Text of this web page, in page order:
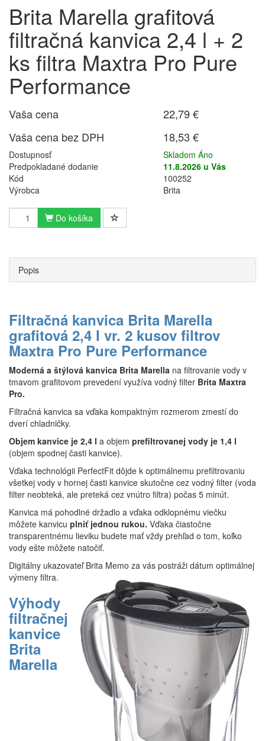
Brita Marella grafitová
filtračná kanvica 2,4 l + 2
ks filtra Maxtra Pro Pure
Performance
Vaša cena
22,79 €
Vaša cena bez DPH
18,53 €
Dostupnosť
Skladom Áno
Predpokladané dodanie
11.8.2026 u Vás
Kód
100252
Výrobca
Brita
Do košíka
Popis
Filtračná kanvica Brita Marella
grafitová 2,4 l vr. 2 kusov filtrov
Maxtra Pro Pure Performance
Moderná a štýlová kanvica Brita Marella na filtrovanie vody v
tmavom grafitovom prevedení využíva vodný filter Brita Maxtra
Pro.
Filtračná kanvica sa vďaka kompaktným rozmerom zmestí do
dverí chladničky.
Objem kanvice je 2,4 l a objem prefiltrovanej vody je 1,4 l
(objem spodnej časti kanvice).
Vďaka technológii PerfectFit dôjde k optimálnemu prefiltrovaniu
všetkej vody v hornej časti kanvice skutočne cez vodný filter (voda
filter neobteká, ale preteká cez vnútro filtra) počas 5 minút.
Kanvica má pohodlné držadlo a vďaka odklopnému viečku
môžete kanvicu plniť jednou rukou. Vďaka čiastočne
transparentnému lieviku budete mať vždy prehľad o tom, koľko
vody ešte môžete natočiť.
Digitálny ukazovateľ Brita Memo za vás postráži dátum optimálnej
výmeny filtra.
Výhody
filtračnej
kanvice
Brita
Marella